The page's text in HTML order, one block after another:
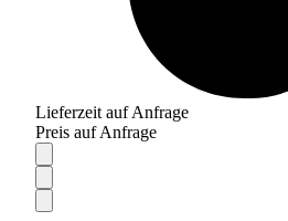
Lieferzeit auf Anfrage
Preis auf Anfrage